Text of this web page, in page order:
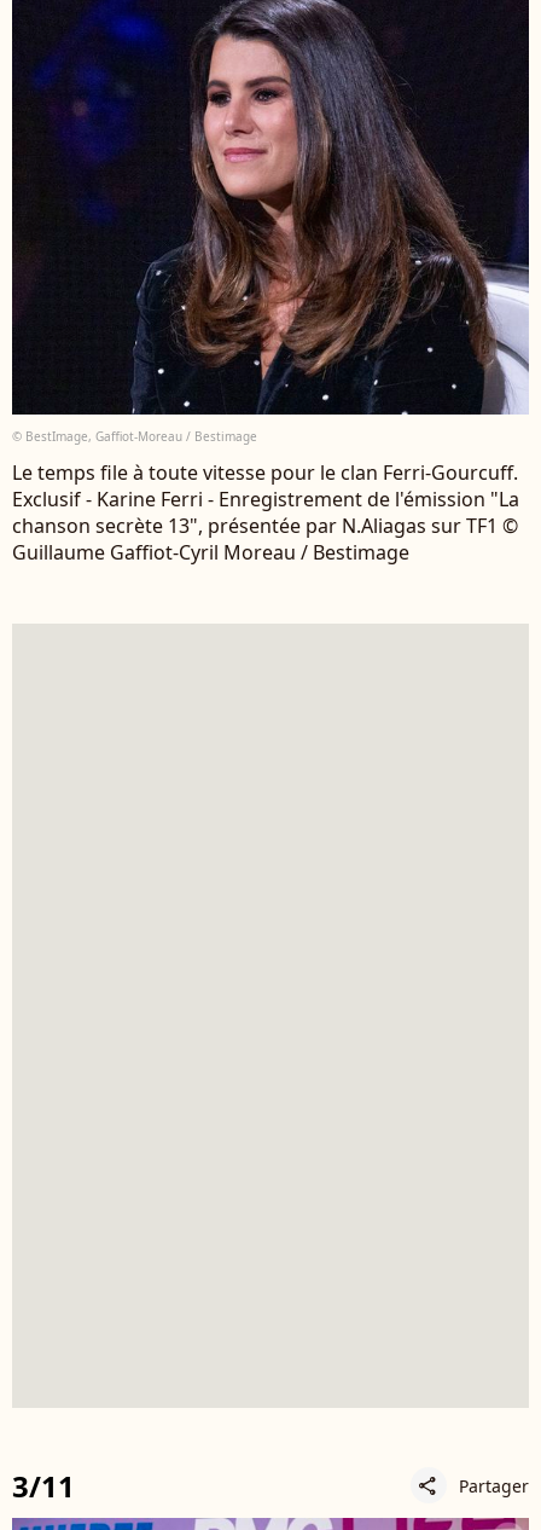
© BestImage, Gaffiot-Moreau / Bestimage
Le temps file à toute vitesse pour le clan Ferri-Gourcuff.
Exclusif - Karine Ferri - Enregistrement de l'émission "La
chanson secrète 13", présentée par N.Aliagas sur TF1 ©
Guillaume Gaffiot-Cyril Moreau / Bestimage
3/11 share Partager